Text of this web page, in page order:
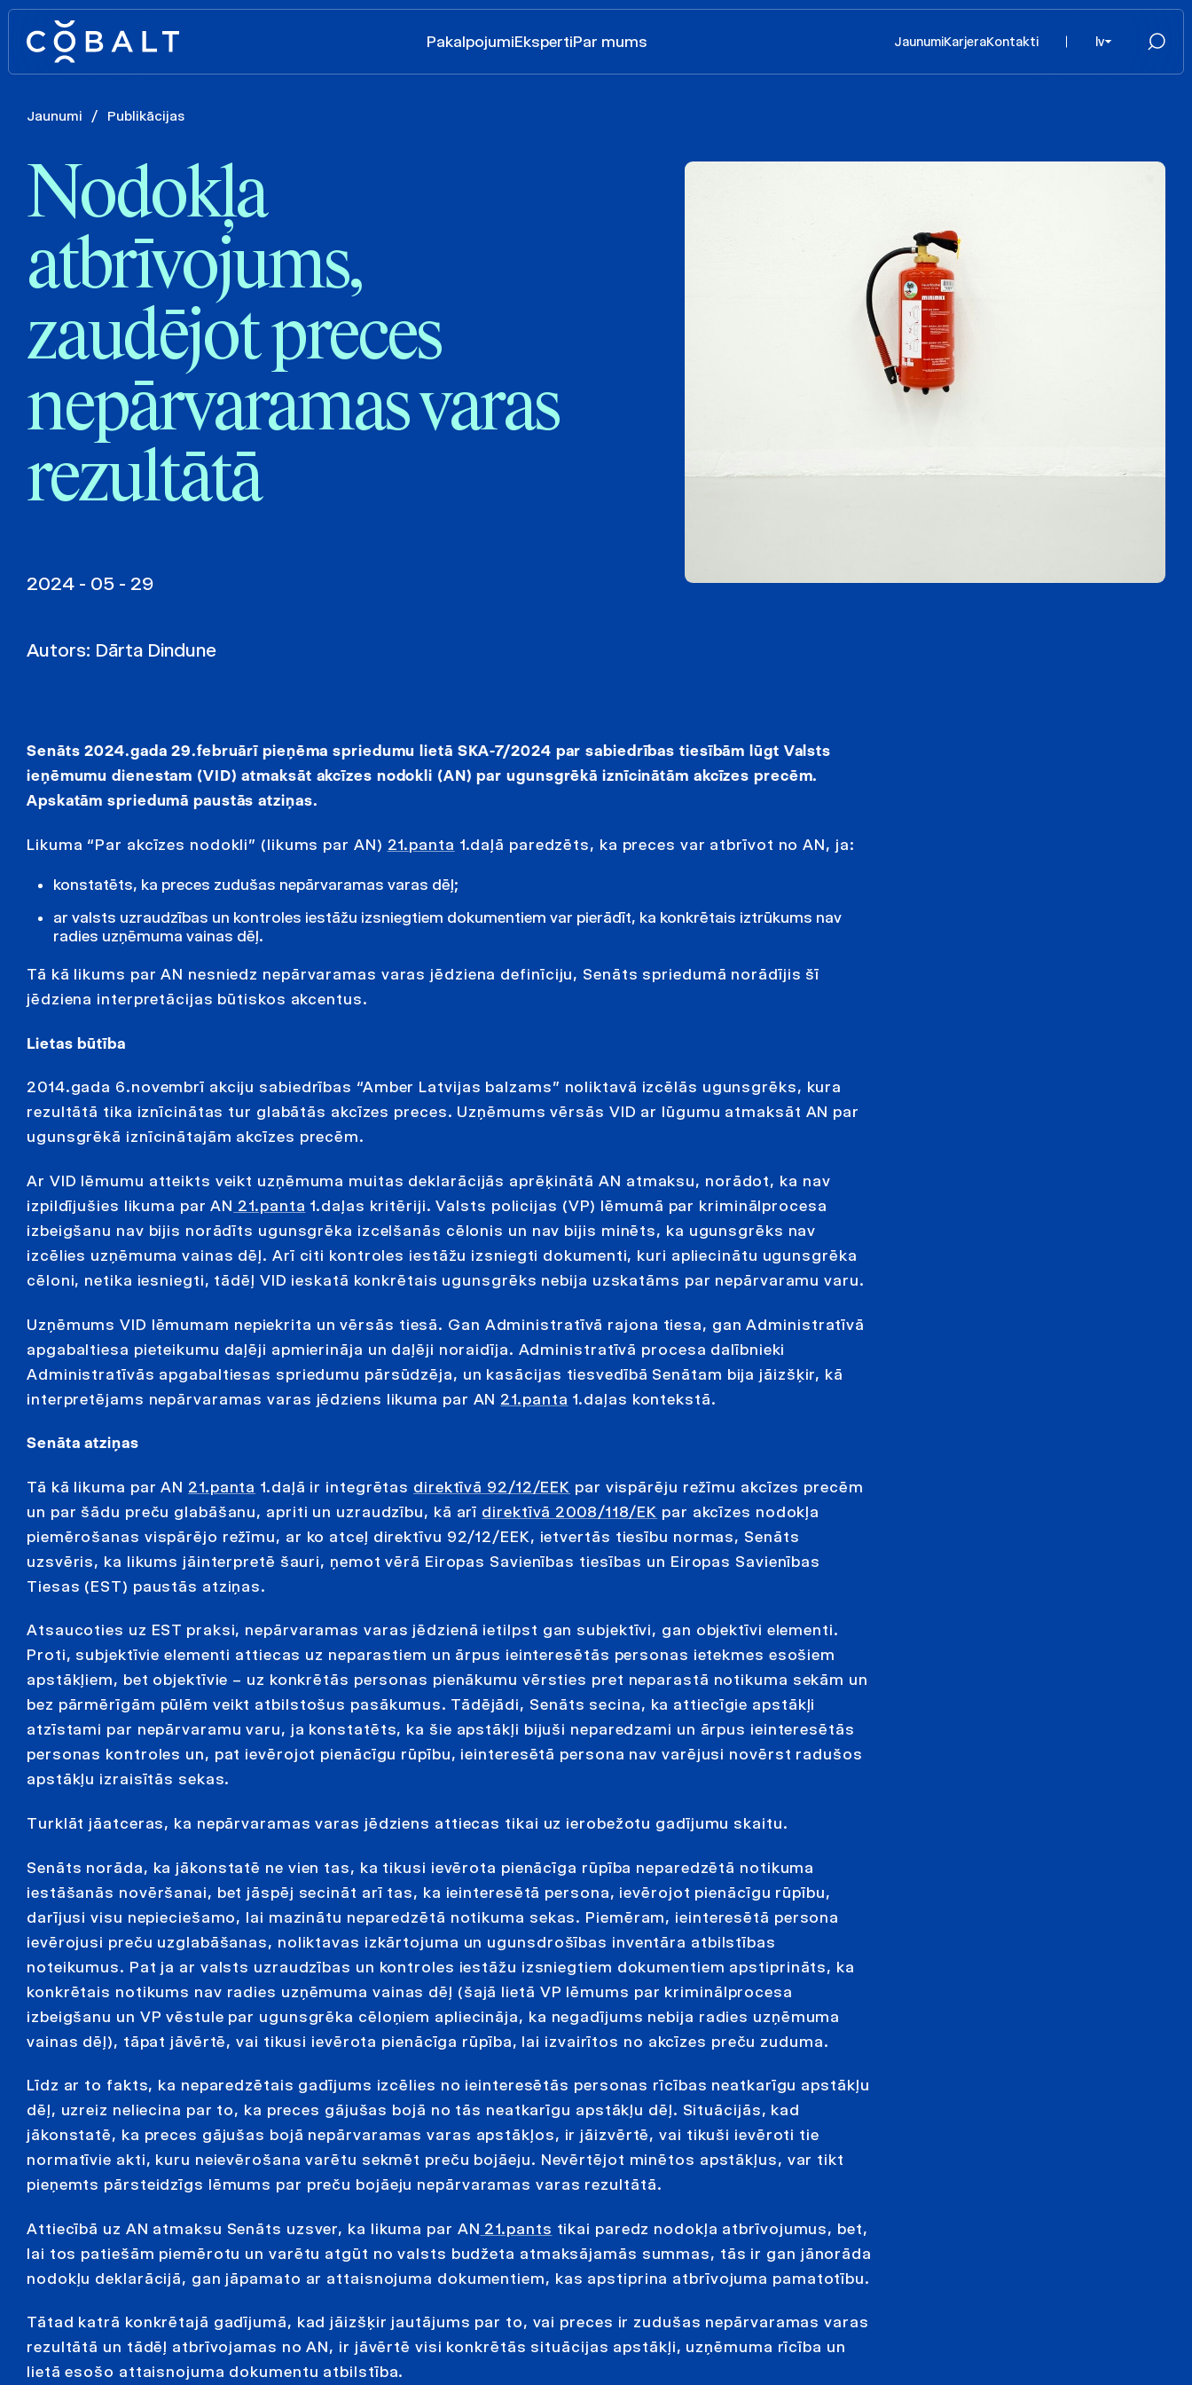
PakalpojumiEkspertiPar mums JaunumiKarjeraKontakti lv
Jaunumi / Publikācijas
Nodokļa
atbrīvojums,
zaudējot preces
nepārvaramas varas
rezultātā
2024 - 05 - 29
Autors: Dārta Dindune
Senāts 2024.gada 29.februārī pieņēma spriedumu lietā SKA-7/2024 par sabiedrības tiesībām lūgt Valsts
ieņēmumu dienestam (VID) atmaksāt akcīzes nodokli (AN) par ugunsgrēkā iznīcinātām akcīzes precēm.
Apskatām spriedumā paustās atziņas.
Likuma “Par akcīzes nodokli” (likums par AN) 21.panta 1.daļā paredzēts, ka preces var atbrīvot no AN, ja:
konstatēts, ka preces zudušas nepārvaramas varas dēļ;
ar valsts uzraudzības un kontroles iestāžu izsniegtiem dokumentiem var pierādīt, ka konkrētais iztrūkums nav
radies uzņēmuma vainas dēļ.
Tā kā likums par AN nesniedz nepārvaramas varas jēdziena definīciju, Senāts spriedumā norādījis šī
jēdziena interpretācijas būtiskos akcentus.
Lietas būtība
2014.gada 6.novembrī akciju sabiedrības “Amber Latvijas balzams” noliktavā izcēlās ugunsgrēks, kura
rezultātā tika iznīcinātas tur glabātās akcīzes preces. Uzņēmums vērsās VID ar lūgumu atmaksāt AN par
ugunsgrēkā iznīcinātajām akcīzes precēm.
Ar VID lēmumu atteikts veikt uzņēmuma muitas deklarācijās aprēķinātā AN atmaksu, norādot, ka nav
izpildījušies likuma par AN 21.panta 1.daļas kritēriji. Valsts policijas (VP) lēmumā par kriminālprocesa
izbeigšanu nav bijis norādīts ugunsgrēka izcelšanās cēlonis un nav bijis minēts, ka ugunsgrēks nav
izcēlies uzņēmuma vainas dēļ. Arī citi kontroles iestāžu izsniegti dokumenti, kuri apliecinātu ugunsgrēka
cēloni, netika iesniegti, tādēļ VID ieskatā konkrētais ugunsgrēks nebija uzskatāms par nepārvaramu varu.
Uzņēmums VID lēmumam nepiekrita un vērsās tiesā. Gan Administratīvā rajona tiesa, gan Administratīvā
apgabaltiesa pieteikumu daļēji apmierināja un daļēji noraidīja. Administratīvā procesa dalībnieki
Administratīvās apgabaltiesas spriedumu pārsūdzēja, un kasācijas tiesvedībā Senātam bija jāizšķir, kā
interpretējams nepārvaramas varas jēdziens likuma par AN 21.panta 1.daļas kontekstā.
Senāta atziņas
Tā kā likuma par AN 21.panta 1.daļā ir integrētas direktīvā 92/12/EEK par vispārēju režīmu akcīzes precēm
un par šādu preču glabāšanu, apriti un uzraudzību, kā arī direktīvā 2008/118/EK par akcīzes nodokļa
piemērošanas vispārējo režīmu, ar ko atceļ direktīvu 92/12/EEK, ietvertās tiesību normas, Senāts
uzsvēris, ka likums jāinterpretē šauri, ņemot vērā Eiropas Savienības tiesības un Eiropas Savienības
Tiesas (EST) paustās atziņas.
Atsaucoties uz EST praksi, nepārvaramas varas jēdzienā ietilpst gan subjektīvi, gan objektīvi elementi.
Proti, subjektīvie elementi attiecas uz neparastiem un ārpus ieinteresētās personas ietekmes esošiem
apstākļiem, bet objektīvie – uz konkrētās personas pienākumu vērsties pret neparastā notikuma sekām un
bez pārmērīgām pūlēm veikt atbilstošus pasākumus. Tādējādi, Senāts secina, ka attiecīgie apstākļi
atzīstami par nepārvaramu varu, ja konstatēts, ka šie apstākļi bijuši neparedzami un ārpus ieinteresētās
personas kontroles un, pat ievērojot pienācīgu rūpību, ieinteresētā persona nav varējusi novērst radušos
apstākļu izraisītās sekas.
Turklāt jāatceras, ka nepārvaramas varas jēdziens attiecas tikai uz ierobežotu gadījumu skaitu.
Senāts norāda, ka jākonstatē ne vien tas, ka tikusi ievērota pienācīga rūpība neparedzētā notikuma
iestāšanās novēršanai, bet jāspēj secināt arī tas, ka ieinteresētā persona, ievērojot pienācīgu rūpību,
darījusi visu nepieciešamo, lai mazinātu neparedzētā notikuma sekas. Piemēram, ieinteresētā persona
ievērojusi preču uzglabāšanas, noliktavas izkārtojuma un ugunsdrošības inventāra atbilstības
noteikumus. Pat ja ar valsts uzraudzības un kontroles iestāžu izsniegtiem dokumentiem apstiprināts, ka
konkrētais notikums nav radies uzņēmuma vainas dēļ (šajā lietā VP lēmums par kriminālprocesa
izbeigšanu un VP vēstule par ugunsgrēka cēloņiem apliecināja, ka negadījums nebija radies uzņēmuma
vainas dēļ), tāpat jāvērtē, vai tikusi ievērota pienācīga rūpība, lai izvairītos no akcīzes preču zuduma.
Līdz ar to fakts, ka neparedzētais gadījums izcēlies no ieinteresētās personas rīcības neatkarīgu apstākļu
dēļ, uzreiz neliecina par to, ka preces gājušas bojā no tās neatkarīgu apstākļu dēļ. Situācijās, kad
jākonstatē, ka preces gājušas bojā nepārvaramas varas apstākļos, ir jāizvērtē, vai tikuši ievēroti tie
normatīvie akti, kuru neievērošana varētu sekmēt preču bojāeju. Nevērtējot minētos apstākļus, var tikt
pieņemts pārsteidzīgs lēmums par preču bojāeju nepārvaramas varas rezultātā.
Attiecībā uz AN atmaksu Senāts uzsver, ka likuma par AN 21.pants tikai paredz nodokļa atbrīvojumus, bet,
lai tos patiešām piemērotu un varētu atgūt no valsts budžeta atmaksājamās summas, tās ir gan jānorāda
nodokļu deklarācijā, gan jāpamato ar attaisnojuma dokumentiem, kas apstiprina atbrīvojuma pamatotību.
Tātad katrā konkrētajā gadījumā, kad jāizšķir jautājums par to, vai preces ir zudušas nepārvaramas varas
rezultātā un tādēļ atbrīvojamas no AN, ir jāvērtē visi konkrētās situācijas apstākļi, uzņēmuma rīcība un
lietā esošo attaisnojuma dokumentu atbilstība.